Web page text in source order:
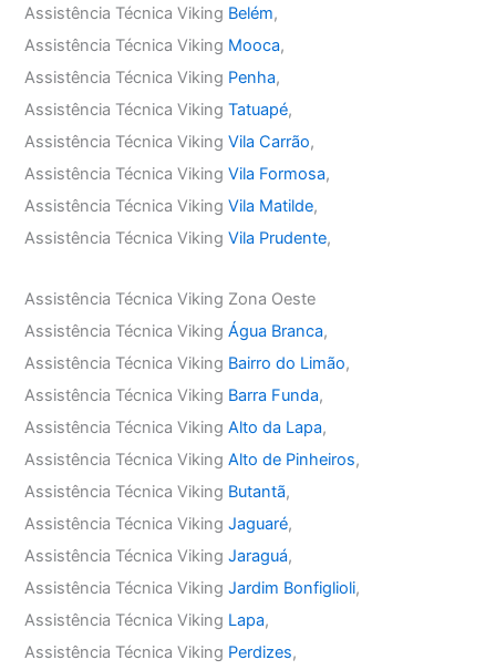
Assistência Técnica Viking Belém,
Assistência Técnica Viking Mooca,
Assistência Técnica Viking Penha,
Assistência Técnica VikingTatuapé,
Assistência Técnica VikingVila Carrão,
Assistência Técnica VikingVila Formosa,
Assistência Técnica VikingVila Matilde,
Assistência Técnica VikingVila Prudente,
Assistência Técnica Viking Zona Oeste
Assistência Técnica VikingÁgua Branca,
Assistência Técnica Viking Bairro do Limão,
Assistência Técnica Viking Barra Funda,
Assistência Técnica VikingAlto da Lapa,
Assistência Técnica VikingAlto de Pinheiros,
Assistência Técnica Viking Butantã,
Assistência Técnica VikingJaguaré,
Assistência Técnica VikingJaraguá,
Assistência Técnica VikingJardim Bonfiglioli,
Assistência Técnica Viking Lapa,
Assistência Técnica Viking Perdizes,